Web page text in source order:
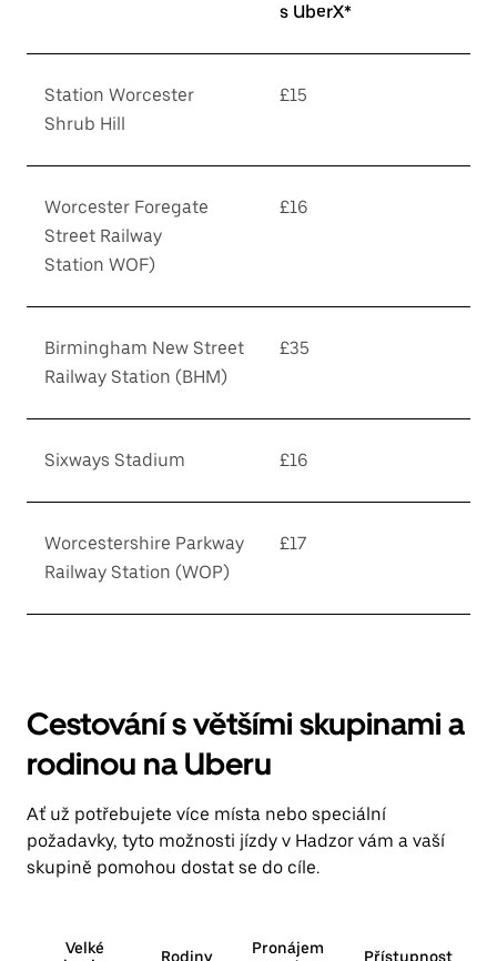
s UberX*
Station Worcester
Shrub Hill
£15
Worcester Foregate
Street Railway
Station WOF)
£16
Birmingham New Street
Railway Station (BHM)
£35
Sixways Stadium £16
Worcestershire Parkway
Railway Station (WOP)
£17
Cestování s většími skupinami a
rodinou na Uberu
Ať už potřebujete více místa nebo speciální
požadavky, tyto možnosti jízdy v Hadzor vám a vaší
skupině pomohou dostat se do cíle.
Velké
Rodiny
Pronájem
Přístupnost